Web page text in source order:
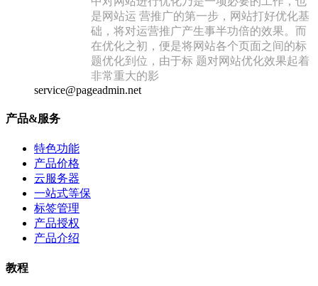
是网站运 营推广的第一步，网站打好优化基
础，将对运营推广产生事半功倍的效果。而
在优化之初，便是将网站各个页面之间的标
题优化到位，由于标 题对网站优化效果起着
非常重大的影
service@pageadmin.net
产品&服务
特色功能
产品价格
云服务器
一站式等保
标签管理
产品授权
产品介绍
教程